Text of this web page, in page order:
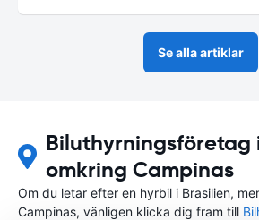
Se alla artiklar
Biluthyrningsföretag
omkring Campinas
Om du letar efter en hyrbil i Brasilien,
Campinas, vänligen klicka dig fram till